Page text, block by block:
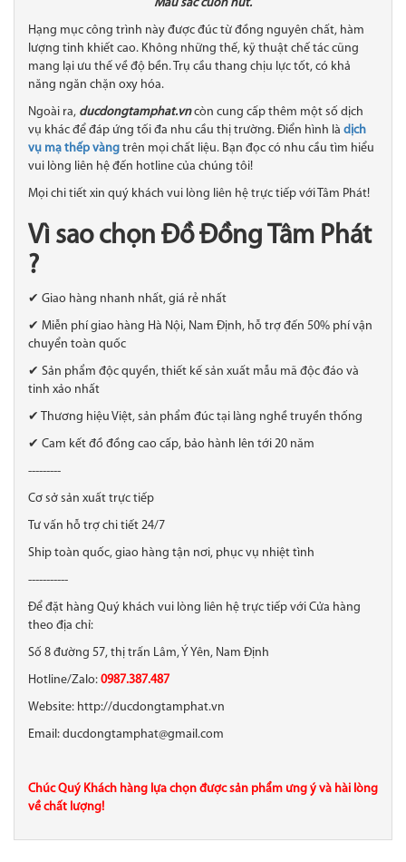
Màu sắc cuốn hút.
Hạng mục công trình này được đúc từ đồng nguyên chất, hàm
lượng tinh khiết cao. Không những thế, kỹ thuật chế tác cũng
mang lại ưu thế về độ bền. Trụ cầu thang chịu lực tốt, có khả
năng ngăn chặn oxy hóa.
Ngoài ra, ducdongtamphat.vncòn cung cấp thêm một số dịch
vụ khác để đáp ứng tối đa nhu cầu thị trường. Điển hình là dịch
vụ mạ thếp vàng trên mọi chất liệu. Bạn đọc có nhu cầu tìm hiểu
vui lòng liên hệ đến hotline của chúng tôi!
Mọi chi tiết xin quý khách vui lòng liên hệ trực tiếp với Tâm Phát!
Vì sao chọn Đồ Đồng Tâm Phát
?
✔ Giao hàng nhanh nhất, giá rẻ nhất
✔ Miễn phí giao hàng Hà Nội, Nam Định, hỗ trợ đến 50% phí vận
chuyển toàn quốc
✔ Sản phẩm độc quyền, thiết kế sản xuất mẫu mã độc đáo và
tinh xảo nhất
✔ Thương hiệu Việt, sản phẩm đúc tại làng nghề truyền thống
✔ Cam kết đồ đồng cao cấp, bảo hành lên tới 20 năm
---------
Cơ sở sản xuất trực tiếp
Tư vấn hỗ trợ chi tiết 24/7
Ship toàn quốc, giao hàng tận nơi, phục vụ nhiệt tình
-----------
Để đặt hàng Quý khách vui lòng liên hệ trực tiếp với Cửa hàng
theo địa chỉ:
Số 8 đường 57, thị trấn Lâm, Ý Yên, Nam Định
Hotline/Zalo: 0987.387.487
Website: http://ducdongtamphat.vn
Email: ducdongtamphat@gmail.com
Chúc Quý Khách hàng lựa chọn được sản phẩm ưng ý và hài lòng
về chất lượng!